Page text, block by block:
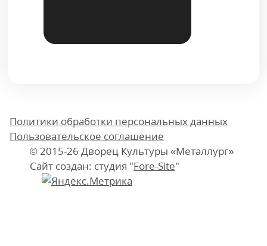
Политики обработки персональных данных
Пользовательское соглашение
© 2015-26 Дворец Культуры «Металлург»
Сайт создан: студия "Fore-Site"